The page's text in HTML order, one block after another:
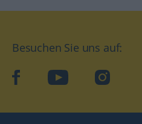
Besuchen Sie uns auf:
facebookYouTube Instagram